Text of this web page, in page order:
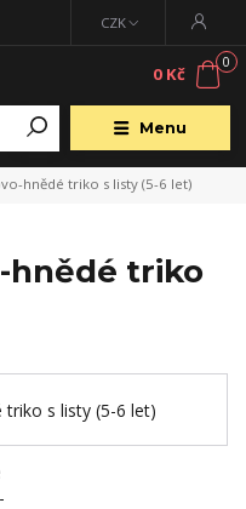
Menu
CZK
0
0 Kč
hnědé triko s listy (5-6 let)
hnědé triko